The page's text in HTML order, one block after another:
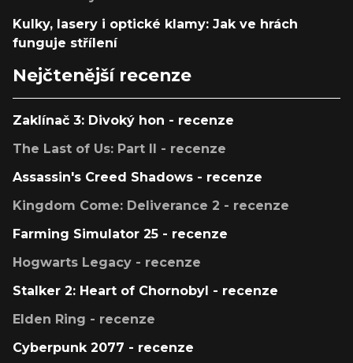
Kulky, lasery i optické klamy: Jak ve hrách
funguje střílení
Nejčtenější recenze
Zaklínač 3: Divoký hon - recenze
The Last of Us: Part II - recenze
Assassin's Creed Shadows - recenze
Kingdom Come: Deliverance 2 - recenze
Farming Simulator 25 - recenze
Hogwarts Legacy - recenze
Stalker 2: Heart of Chornobyl - recenze
Elden Ring - recenze
Cyberpunk 2077 - recenze